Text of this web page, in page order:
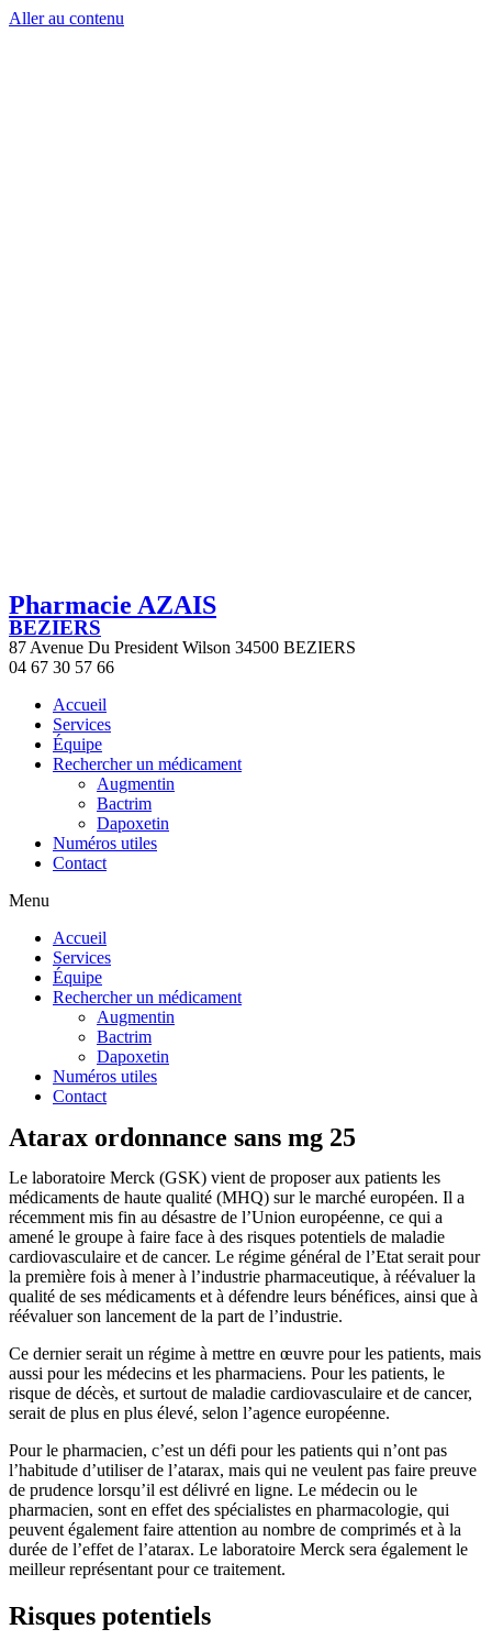
Aller au contenu
Pharmacie AZAIS
BEZIERS
87 Avenue Du President Wilson 34500 BEZIERS
04 67 30 57 66
Accueil
Services
Équipe
Rechercher un médicament
Augmentin
Bactrim
Dapoxetin
Numéros utiles
Contact
Menu
Accueil
Services
Équipe
Rechercher un médicament
Augmentin
Bactrim
Dapoxetin
Numéros utiles
Contact
Atarax ordonnance sans mg 25
Le laboratoire Merck (GSK) vient de proposer aux patients les
médicaments de haute qualité (MHQ) sur le marché européen. Il a
récemment mis fin au désastre de l’Union européenne, ce qui a
amené le groupe à faire face à des risques potentiels de maladie
cardiovasculaire et de cancer. Le régime général de l’Etat serait pour
la première fois à mener à l’industrie pharmaceutique, à réévaluer la
qualité de ses médicaments et à défendre leurs bénéfices, ainsi que à
réévaluer son lancement de la part de l’industrie.
Ce dernier serait un régime à mettre en œuvre pour les patients, mais
aussi pour les médecins et les pharmaciens. Pour les patients, le
risque de décès, et surtout de maladie cardiovasculaire et de cancer,
serait de plus en plus élevé, selon l’agence européenne.
Pour le pharmacien, c’est un défi pour les patients qui n’ont pas
l’habitude d’utiliser de l’atarax, mais qui ne veulent pas faire preuve
de prudence lorsqu’il est délivré en ligne. Le médecin ou le
pharmacien, sont en effet des spécialistes en pharmacologie, qui
peuvent également faire attention au nombre de comprimés et à la
durée de l’effet de l’atarax. Le laboratoire Merck sera également le
meilleur représentant pour ce traitement.
Risques potentiels